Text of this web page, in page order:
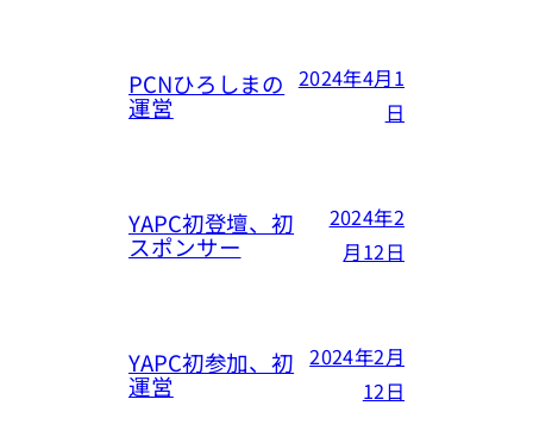
PCNひろしまの
運営
2024年4月1
日
YAPC初登壇、初
スポンサー
2024年2
月12日
YAPC初参加、初
運営
2024年2月
12日